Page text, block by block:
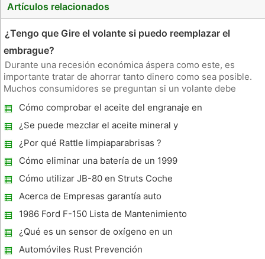
Artículos relacionados
¿Tengo que Gire el volante si puedo reemplazar el
embrague?
Durante una recesión económica áspera como este, es
importante tratar de ahorrar tanto dinero como sea posible.
Muchos consumidores se preguntan si un volante debe
el coche. Usted debe sopesar qué tanto de estos procesos
afectan a su coche p
Cómo comprobar el aceite del engranaje en
un Honda Civic
¿Se puede mezclar el aceite mineral y
sintético Transmisión Basado?
¿Por qué Rattle limpiaparabrisas ?
Cómo eliminar una batería de un 1999
Chrysler LHS
Cómo utilizar JB-80 en Struts Coche
Acerca de Empresas garantía auto
1986 Ford F-150 Lista de Mantenimiento
¿Qué es un sensor de oxígeno en un
coche?
Automóviles Rust Prevención